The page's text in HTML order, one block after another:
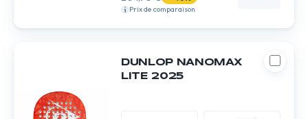
Prix de comparaison
DUNLOP NANOMAX
LITE 2025